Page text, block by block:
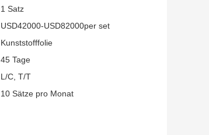
1 Satz
USD42000-USD82000per set
Kunststofffolie
45 Tage
L/C, T/T
10 Sätze pro Monat